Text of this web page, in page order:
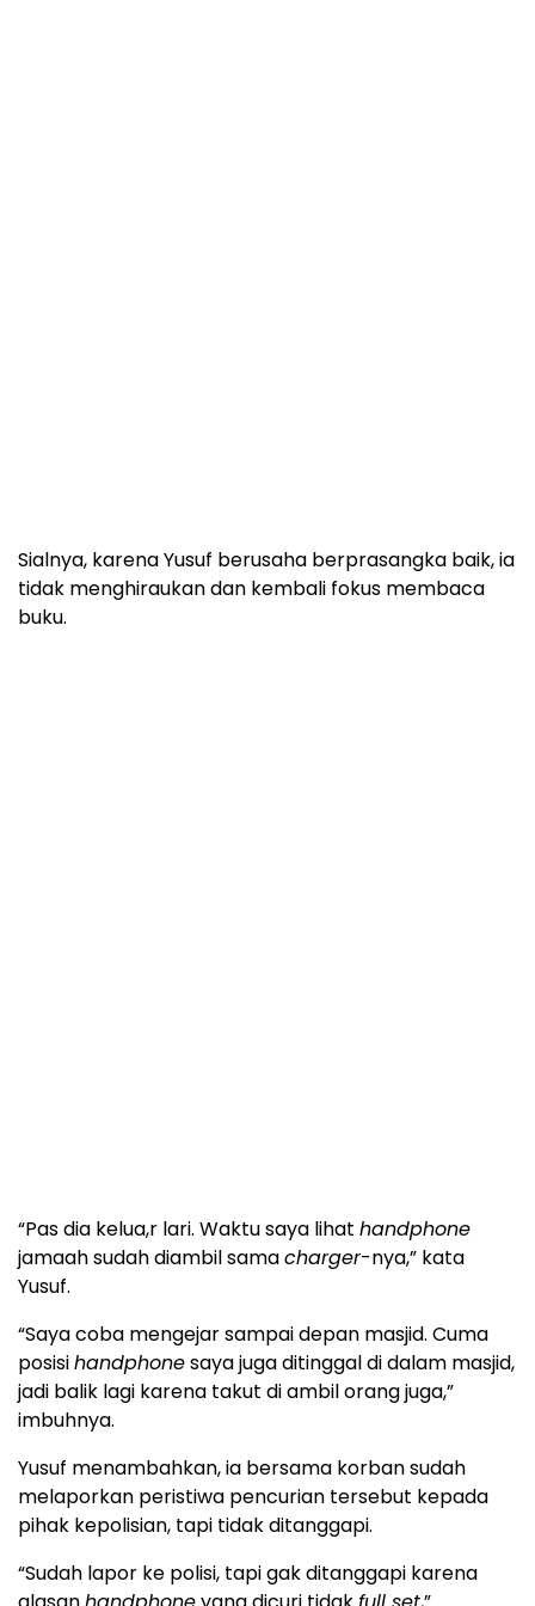
Sialnya, karena Yusuf berusaha berprasangka baik, ia
tidak menghiraukan dan kembali fokus membaca
buku.
“Pas dia kelua,r lari. Waktu saya lihat handphone
jamaah sudah diambil samacharger-nya,” kata
Yusuf.
“Saya coba mengejar sampai depan masjid. Cuma
posisihandphonesaya juga ditinggal di dalam masjid,
jadi balik lagi karena takut di ambil orang juga,”
imbuhnya.
Yusuf menambahkan, ia bersama korban sudah
melaporkan peristiwa pencurian tersebut kepada
pihak kepolisian, tapi tidak ditanggapi.
“Sudah lapor ke polisi, tapi gak ditanggapi karena